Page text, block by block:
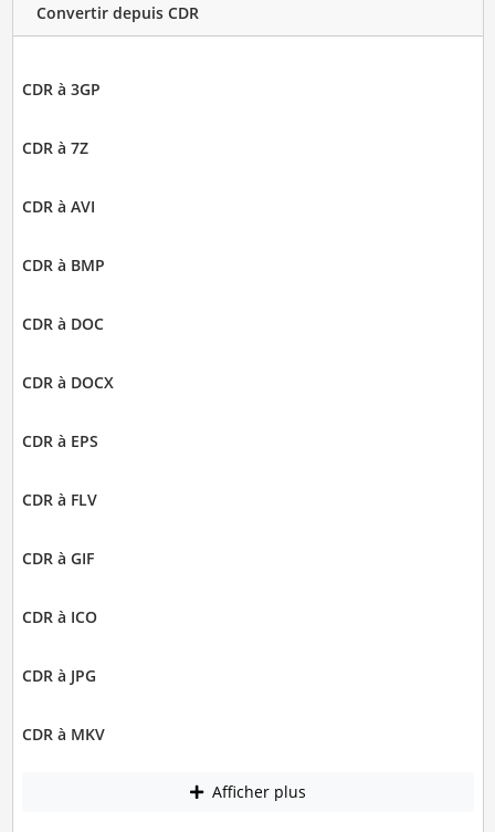
Convertir depuis CDR
CDR à 3GP
CDR à 7Z
CDR à AVI
CDR à BMP
CDR à DOC
CDR à DOCX
CDR à EPS
CDR à FLV
CDR à GIF
CDR à ICO
CDR à JPG
CDR à MKV
Afficher plus